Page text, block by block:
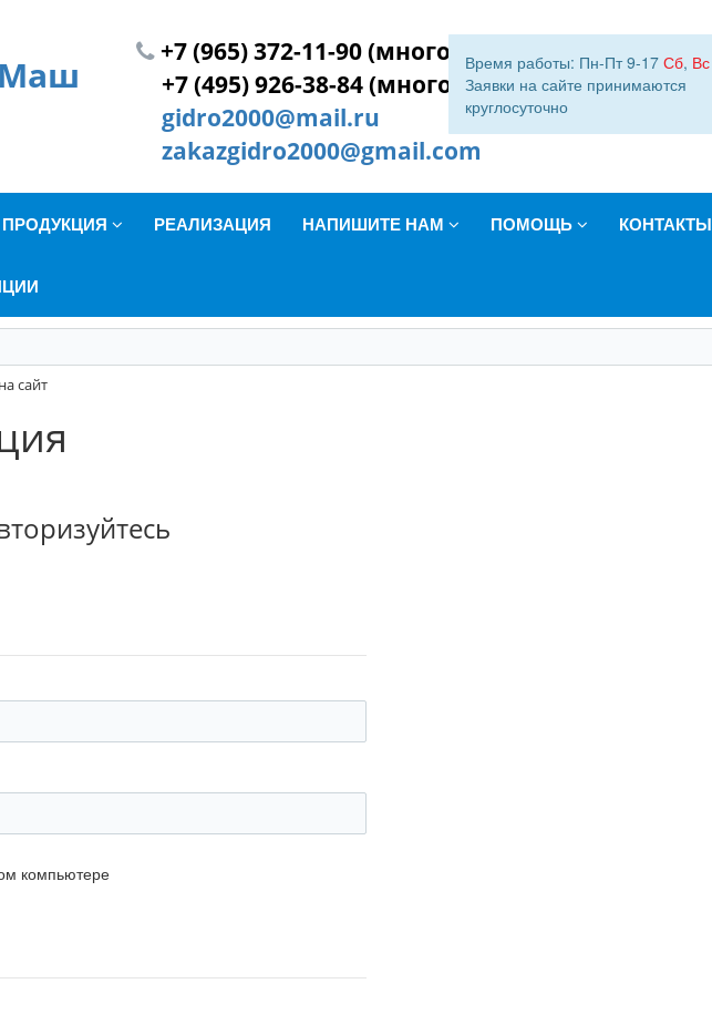
+7 (965) 372-11-90 (многокан.)
+7 (495) 926-38-84 (многокан.)
gidro2000@mail.ru
zakazgidro2000@gmail.com
Время работы: Пн-Пт 9-17 Сб, Вс
Заявки на сайте принимаются
круглосуточно
ПРОДУКЦИЯ РЕАЛИЗАЦИЯ НАПИШИТЕ НАМ ПОМОЩЬ КОНТАКТЫ
сайт
компьютере